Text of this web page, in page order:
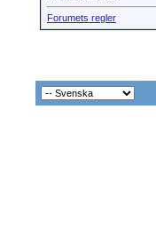
Forumets regler